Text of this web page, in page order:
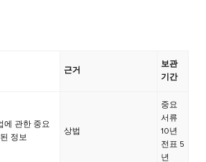
근거
보관
기간
에 관한 중요
정보
상법
중요
서류
10년
전표 5
년